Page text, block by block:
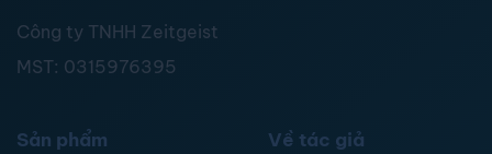
Công ty TNHH Zeitgeist
MST: 0315976395
Sản phẩm Về tác giả